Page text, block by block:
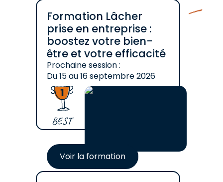
Formation Lâcher
prise en entreprise :
boostez votre bien-
être et votre efficacité
BEST
Prochaine session :
Du15au16 septembre 2026
Voir la formation